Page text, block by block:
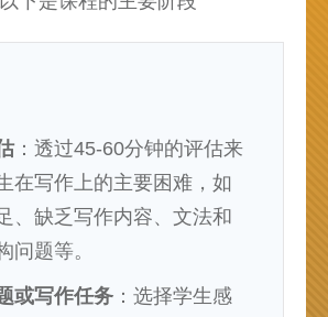
：透过45-60分钟的评估来
在写作上的主要困难，如
、缺乏写作内容、文法和
问题等。
或写作任务 ：选择学生感